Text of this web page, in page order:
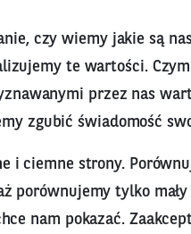
czy wiemy jakie są
te wartości.
przez nas
zgubić świadomość
i ciemne strony.
porównujemy tylko
nam pokazać.